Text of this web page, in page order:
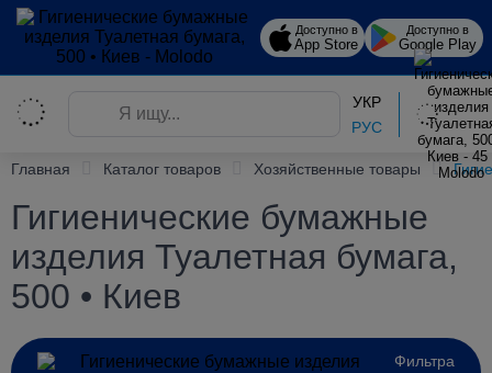
Доступно в
App Store
Доступно в
Google Play
УКР
РУС
Главная Каталог товаров Хозяйственные товары
Гигиенические бумажные
изделия Туалетная бумага,
500 • Киев
Фильтра